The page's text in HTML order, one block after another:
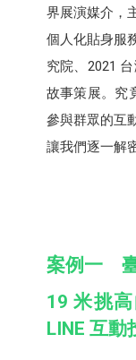
界展演媒介，
個人化貼身服
究院、2021
故事策展。究
參與群眾的互
讓我們逐一解
案例一
19 米挑
LINE 互動